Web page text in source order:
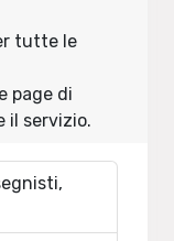
tutte le
page di
il servizio.